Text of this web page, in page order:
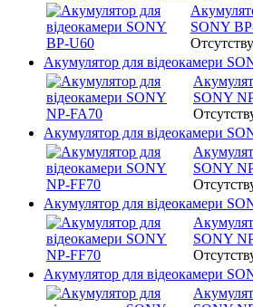
SONY
Акумулятор для відеокамери
SONY
Акумулятор для відеокамери
SONY
Акумулятор для відеокамери
SONY
Акумулятор для відеокамери